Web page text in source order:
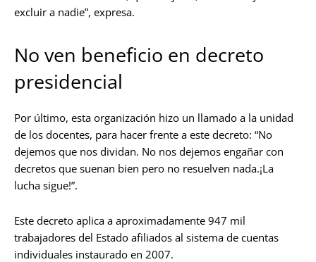
excluir a nadie”, expresa.
No ven beneficio en decreto
presidencial
Por último, esta organización hizo un llamado a la unidad
de los docentes, para hacer frente a este decreto: “No
dejemos que nos dividan. No nos dejemos engañar con
decretos que suenan bien pero no resuelven nada.¡La
lucha sigue!”.
Este decreto aplica a aproximadamente 947 mil
trabajadores del Estado afiliados al sistema de cuentas
individuales instaurado en 2007.